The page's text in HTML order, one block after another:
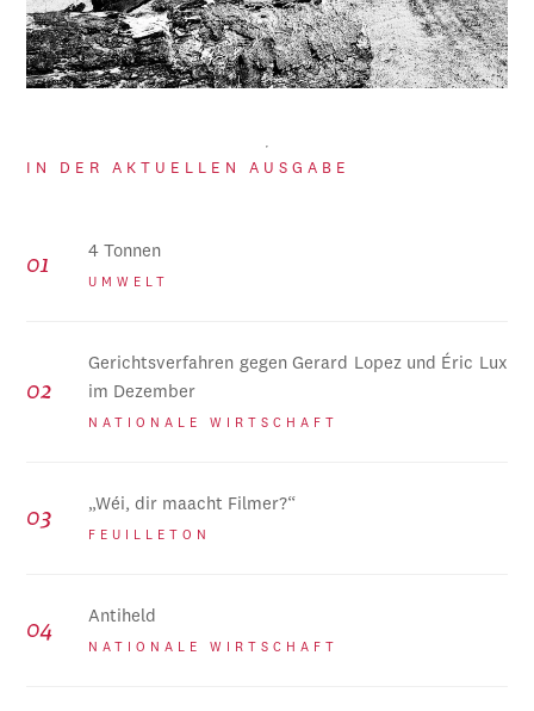
IN DER AKTUELLEN AUSGABE
4 Tonnen
UMWELT
Gerichtsverfahren gegen Gerard Lopez und Éric Lux
im Dezember
NATIONALE WIRTSCHAFT
„Wéi, dir maacht Filmer?“
FEUILLETON
Antiheld
NATIONALE WIRTSCHAFT